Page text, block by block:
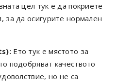
цел тук е да покриете
за да осигурите нормален
Ето тук е мястото за
подобряват качеството
но не са